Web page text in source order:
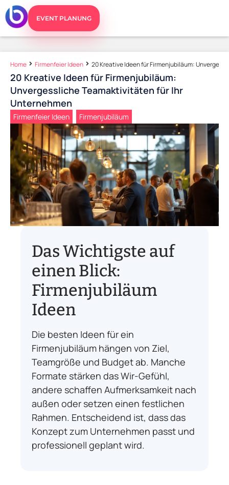
EVENT PLANUNG
Home Firmenfeier Ideen 20 Kreative Ideen für Firmenjubiläum:
20 Kreative Ideen für Firmenjubiläum:
Unvergessliche Teamaktivitäten für Ihr
Unternehmen
Firmenfeier Ideen Firmenjubiläum
Das Wichtigste auf
einen Blick:
Firmenjubiläum
Ideen
Die besten Ideen für ein
Firmenjubiläum hängen von Ziel,
Teamgröße und Budget ab. Manche
Formate stärken das Wir-Gefühl,
andere schaffen Aufmerksamkeit nach
außen oder setzen einen festlichen
Rahmen. Entscheidend ist, dass das
Konzept zum Unternehmen passt und
professionell geplant wird.